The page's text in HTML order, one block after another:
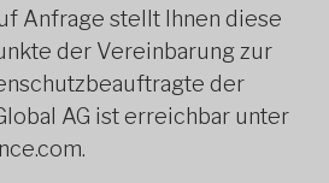
Anfrage stellt Ihnen diese
der Vereinbarung zur
der
AG ist erreichbar unter